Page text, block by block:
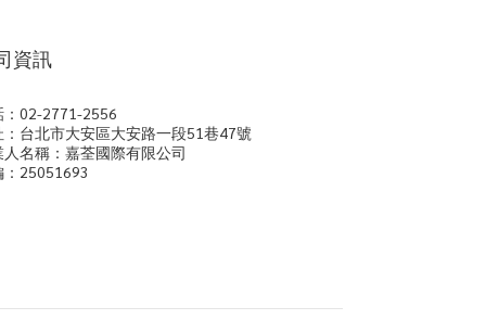
資訊
：02-2771-2556
：台北市大安區大安路一段51巷47號
人名稱：嘉荃國際有限公司
：25051693